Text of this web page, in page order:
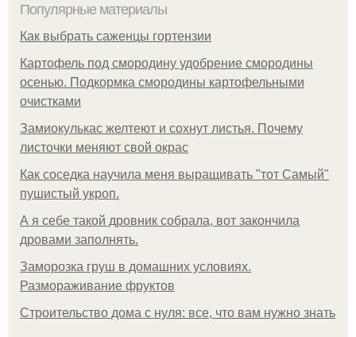
Популярные материалы
Как выбрать саженцы гортензии
Картофель под смородину удобрение смородины
осенью. Подкормка смородины картофельными
очистками
Замиокулькас желтеют и сохнут листья. Почему
листочки меняют свой окрас
Как соседка научила меня выращивать "тот Самый"
пушистый укроп.
А я себе такой дровник собрала, вот закончила
дровами заполнять.
Заморозка груш в домашних условиях.
Размораживание фруктов
Строительство дома с нуля: все, что вам нужно знать